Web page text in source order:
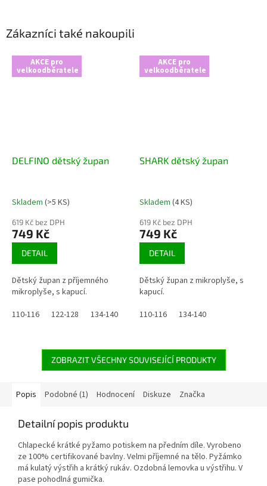
Zákazníci také nakoupili
AKCE pro
velkoodběratele
DELFINO dětský župan
Skladem (>5 KS)
619 Kč bez DPH
749 Kč
DETAIL
Dětský župan z příjemného
mikroplyše, s kapucí.
110-116
122-128 134-140
AKCE pro
velkoodběratele
SHARK dětský župan
Skladem (4 KS)
619 Kč bez DPH
749 Kč
DETAIL
Dětský župan z mikroplyše, s
kapucí.
110-116
134-140
ZOBRAZIT VŠECHNY SOUVISEJÍCÍ PRODUKTY
Popis Podobné (1) Hodnocení Diskuze Značka
Detailní popis produktu
Chlapecké krátké pyžamo potiskem na předním díle. Vyrobeno
ze 100% certifikované bavlny. Velmi příjemné na tělo. Pyžámko
má kulatý výstřih a krátký rukáv. Ozdobná lemovka u výstřihu. V
pase pohodlná gumička.